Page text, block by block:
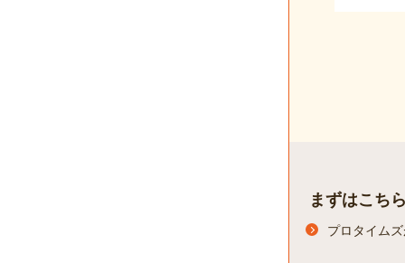
まずはこち
プロタイム